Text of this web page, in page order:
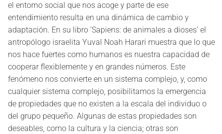
el entorno social que nos acoge y parte de ese
entendimiento resulta en una dinámica de cambio y
adaptación. En su libro ‘Sapiens: de animales a dioses’ el
antropólogo israelita Yuval Noah Harari muestra que lo que
nos hace fuertes como humanos es nuestra capacidad de
cooperar flexiblemente y en grandes números. Este
fenómeno nos convierte en un sistema complejo, y, como
cualquier sistema complejo, posibilitamos la emergencia
de propiedades que no existen a la escala del individuo o
del grupo pequeño. Algunas de estas propiedades son
deseables, como la cultura y la ciencia; otras son